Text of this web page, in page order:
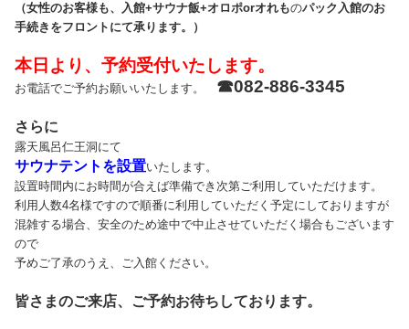
（女性のお客様も、入館+サウナ飯+オロポorオれものパック入館のお
手続きをフロントにて承ります。）
本日より、予約受付いたします。
お電話でご予約お願いいたします。 ☎082-886-3345
さらに
露天風呂仁王洞にて
サウナテントを設置いたします。
設置時間内にお時間が合えば準備でき次第ご利用していただけます。
利用人数4名様ですので順番に利用していただく予定にしておりますが
混雑する場合、安全のため途中で中止させていただく場合もございます
ので
予めご了承のうえ、ご入館ください。
皆さまのご来店、ご予約お待ちしております。